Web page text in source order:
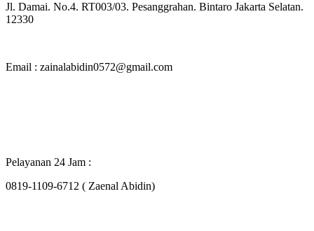
Jl. Damai. No.4. RT003/03. Pesanggrahan. Bintaro Jakarta Selatan.
12330
Email : zainalabidin0572@gmail.com
Pelayanan 24 Jam :
0819-1109-6712 ( Zaenal Abidin)